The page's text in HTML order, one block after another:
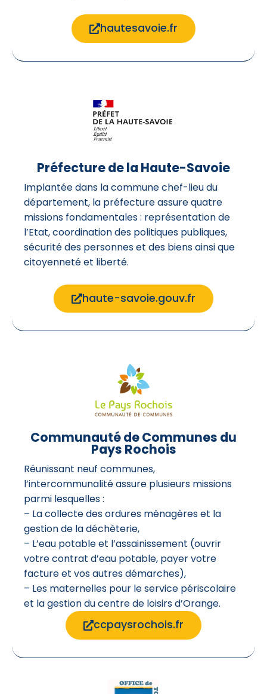
hautesavoie.fr
Préfecture de la Haute-Savoie
Implantée dans la commune chef-lieu du
département, la préfecture assure quatre
missions fondamentales : représentation de
l’Etat, coordination des politiques publiques,
sécurité des personnes et des biens ainsi que
citoyenneté et liberté.
haute-savoie.gouv.fr
Communauté de Communes du
Pays Rochois
Réunissant neuf communes,
l’intercommunalité assure plusieurs missions
parmi lesquelles :
– La collecte des ordures ménagères et la
gestion de la déchèterie,
– L’eau potable et l’assainissement (ouvrir
votre contrat d’eau potable, payer votre
facture et vos autres démarches),
– Les maternelles pour le service périscolaire
et la gestion du centre de loisirs d’Orange.
ccpaysrochois.fr